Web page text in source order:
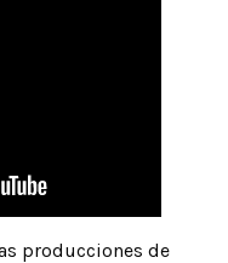
producciones de